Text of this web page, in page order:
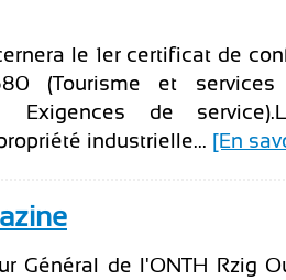
le 1er certificat de
(Tourisme et services
Exigences de
industrielle... [En
Général de l'ONTH Rzig